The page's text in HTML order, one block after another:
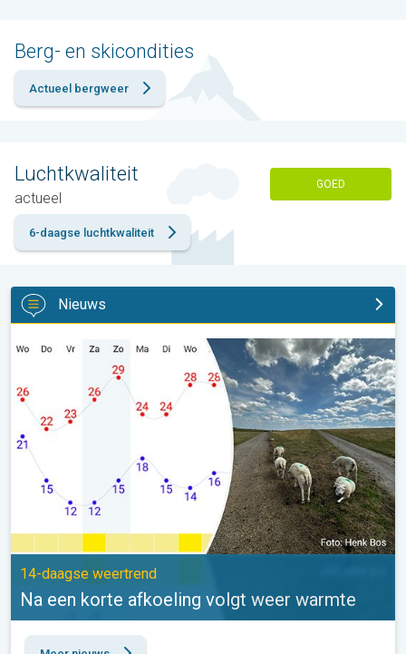
Berg- en skicondities
Actueel bergweer
Luchtkwaliteit
actueel
GOED
6-daagse luchtkwaliteit
Nieuws
Na een korte afkoeling volgt weer warmte. 14-daagse
14-daagse weertrend
Na een korte afkoeling volgt weer warmte